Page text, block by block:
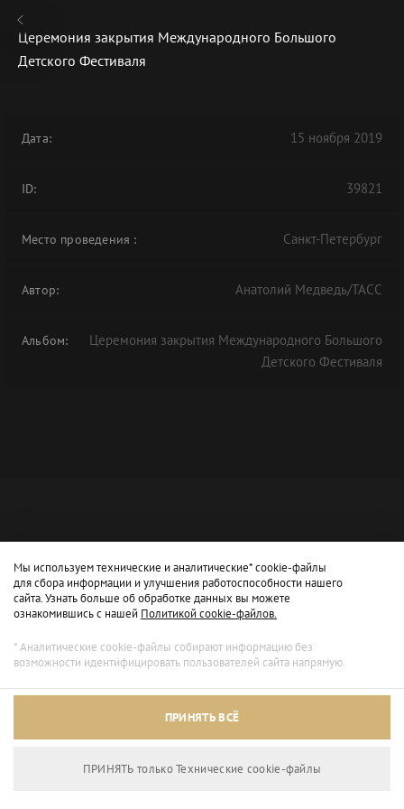
В АРХИВЕ
Архивный режим
Церемония закрытия Международного Большого
Детского Фестиваля
Дата: 15 ноября 2019
ID: 39821
Место проведения : Санкт-Петербург
Автор: Анатолий Медведь/ТАСС
Альбом:
Церемония закрытия Международного Большого
Детского Фестиваля
Мы используем технические и аналитические* cookie-файлы
для сбора информации и улучшения работоспособности нашего
сайта. Узнать больше об обработке данных вы можете
ознакомившись с нашей Политикой cookie-файлов.
* Аналитические cookie-файлы собирают информацию без
возможности идентифицировать пользователей сайта напрямую.
ПРИНЯТЬ ВСЁ
ПРИНЯТЬ только Технические сookie-файлы